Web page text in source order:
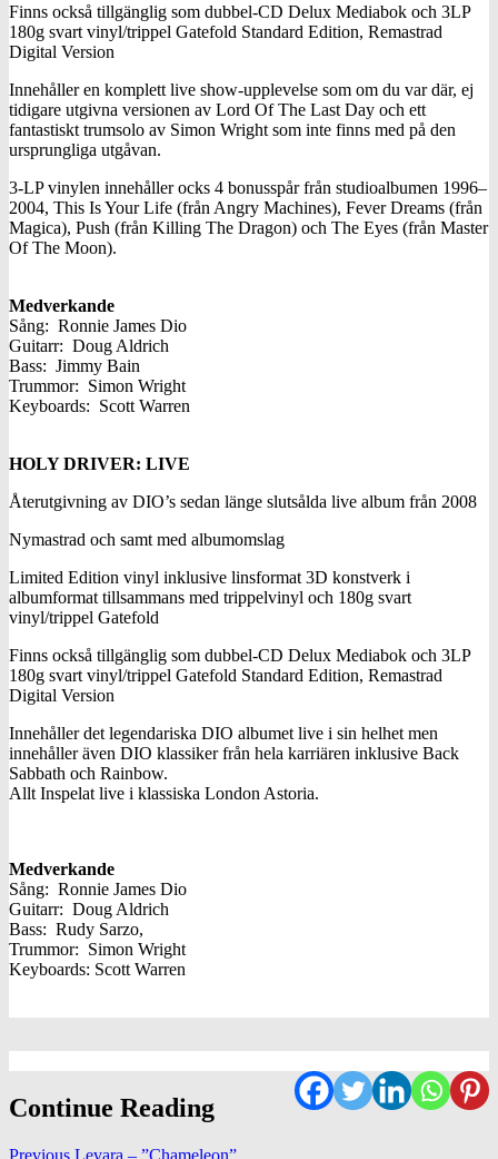
Finns också tillgänglig som dubbel-CD Delux Mediabok och 3LP
180g svart vinyl/trippel Gatefold Standard Edition, Remastrad
Digital Version
Innehåller en komplett live show-upplevelse som om du var där, ej
tidigare utgivna versionen av Lord Of The Last Day och ett
fantastiskt trumsolo av Simon Wright som inte finns med på den
ursprungliga utgåvan.
3-LP vinylen innehåller ocks 4 bonusspår från studioalbumen 1996–
2004, This Is Your Life (från Angry Machines), Fever Dreams (från
Magica), Push (från Killing The Dragon) och The Eyes (från Master
Of The Moon).
Medverkande
Sång: Ronnie James Dio
Guitarr: Doug Aldrich
Bass: Jimmy Bain
Trummor: Simon Wright
Keyboards: Scott Warren
HOLY DRIVER: LIVE
Återutgivning av DIO’s sedan länge slutsålda live album från 2008
Nymastrad och samt med albumomslag
Limited Edition vinyl inklusive linsformat 3D konstverk i
albumformat tillsammans med trippelvinyl och 180g svart
vinyl/trippel Gatefold
Finns också tillgänglig som dubbel-CD Delux Mediabok och 3LP
180g svart vinyl/trippel Gatefold Standard Edition, Remastrad
Digital Version
Innehåller det legendariska DIO albumet live i sin helhet men
innehåller även DIO klassiker från hela karriären inklusive Back
Sabbath och Rainbow.
Allt Inspelat live i klassiska London Astoria.
Medverkande
Sång: Ronnie James Dio
Guitarr: Doug Aldrich
Bass: Rudy Sarzo,
Trummor: Simon Wright
Keyboards: Scott Warren
Continue Reading
Previous Levara – ”Chameleon”